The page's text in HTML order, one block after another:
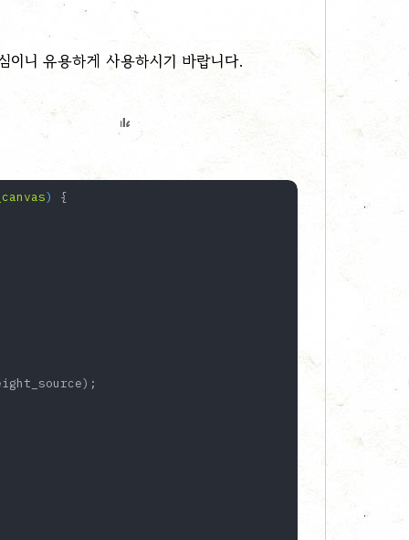
이니 유용하게 사용하시기 바랍니다.
) {